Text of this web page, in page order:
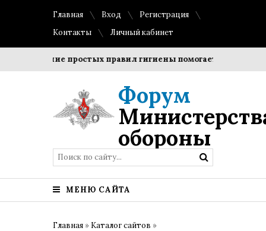
Главная Вход
Регистрация
Контакты
Личный кабинет
простых правил гигиены помогает сохранить
Форум
обороны
МЕНЮ САЙТА
Главная » Каталог сайтов »